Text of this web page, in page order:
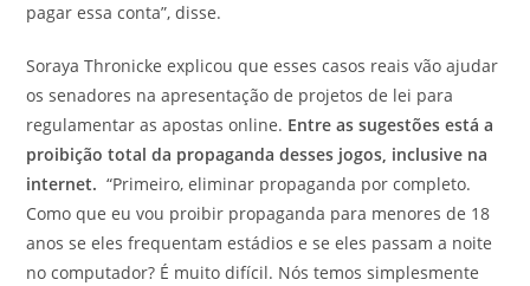
pagar essa conta”, disse.
Soraya Thronicke explicou que esses casos reais vão ajudar
os senadores na apresentação de projetos de lei para
regulamentar as apostas online. Entre as sugestões está a
proibição total da propaganda desses jogos, inclusive na
internet. “Primeiro, eliminar propaganda por completo.
Como que eu vou proibir propaganda para menores de 18
anos se eles frequentam estádios e se eles passam a noite
no computador? É muito difícil. Nós temos simplesmente